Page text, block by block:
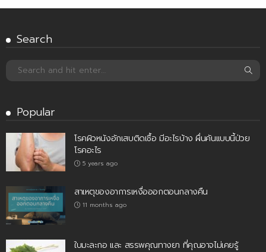
Search
Popular
โรคผิวหนังอักเสบติดเชื้อ มีอะไรบ้าง ผื่นคันแบบนี้ป่วย
โรคอะไร
5 years ago
สาเหตุของอาการเหงื่อออกตอนกลางคืน
11 months ago
ใบมะละกอ และ สรรพคุณทางยา ที่คุณอาจไม่เคยรู้